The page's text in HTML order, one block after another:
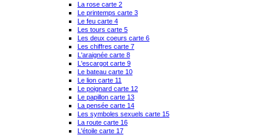
La rose carte 2
Le printemps carte 3
Le feu carte 4
Les tours carte 5
Les deux coeurs carte 6
Les chiffres carte 7
L'araignée carte 8
L'escargot carte 9
Le bateau carte 10
Le lion carte 11
Le poignard carte 12
Le papillon carte 13
La pensée carte 14
Les symboles sexuels carte 15
La route carte 16
L'étoile carte 17